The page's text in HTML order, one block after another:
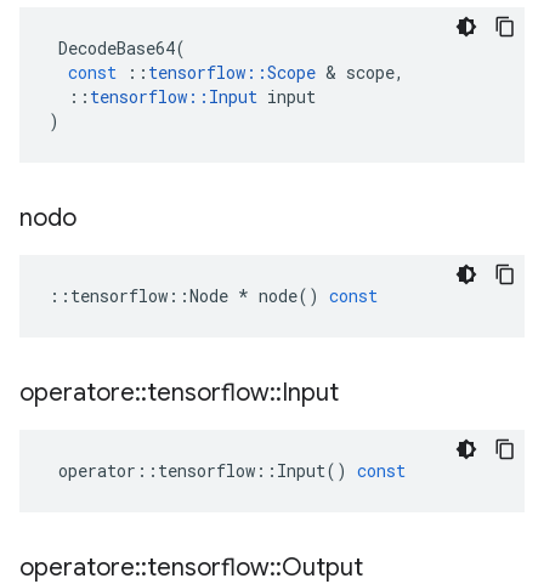
DecodeBase64(
const
:: tensorflow ::Scope & scope,
:: tensorflow :: Input input
)
nodo
:: tensorflow ::Node * node() const
operatore::tensorflow::Input
operator :: tensorflow :: Input() const
operatore::tensorflow::Output